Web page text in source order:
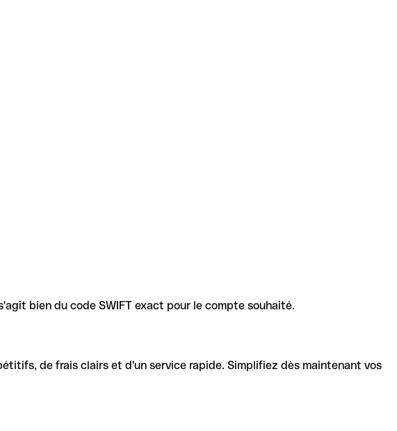
bien du code SWIFT exact pour le compte souhaité.
de frais clairs et d'un service rapide. Simplifiez dès maintenant vos